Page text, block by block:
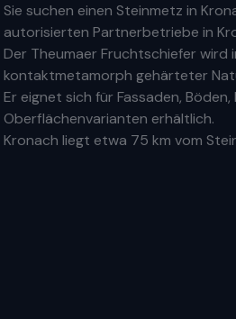
Sie suchen einen Steinmetz in
autorisierten Partnerbetriebe in
Der Theumaer Fruchtschiefer
kontaktmetamorph gehärteter
Er eignet sich für Fassaden,
Oberflächenvarianten erhältlich.
Kronach liegt etwa 75 km vom